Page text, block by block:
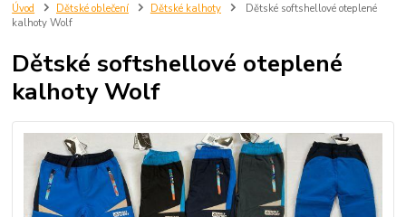
Úvod Dětské oblečení Dětské kalhoty
Dětské softshellové oteplené
kalhoty Wolf
Dětské softshellové oteplené
kalhoty Wolf